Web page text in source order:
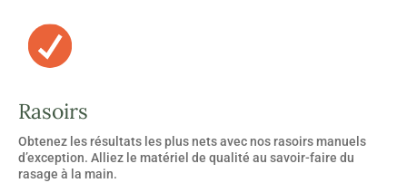
Rasoirs
Obtenez les résultats les plus nets avec nos rasoirs manuels
d’exception. Alliez le matériel de qualité au savoir-faire du
rasage à la main.